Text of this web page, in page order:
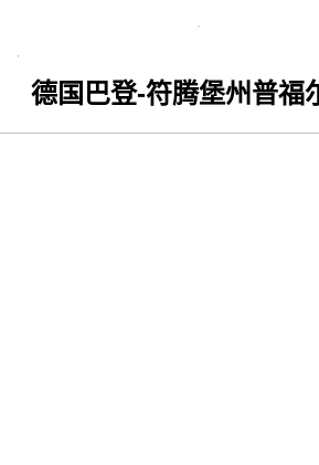
德国巴登-符腾堡州普福